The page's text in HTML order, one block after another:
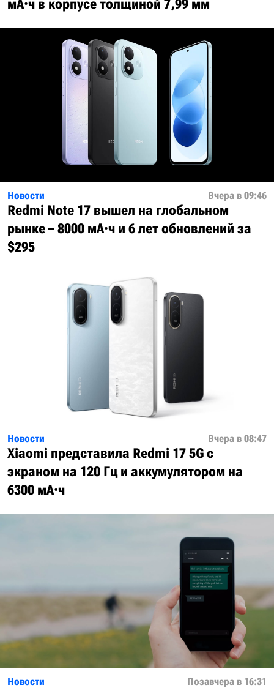
мА·ч в корпусе толщиной 7,99 мм
Новости Вчера в 09:46
Redmi Note 17 вышел на глобальном
рынке – 8000 мА·ч и 6 лет обновлений за
$295
Новости Вчера в 08:47
Xiaomi представила Redmi 17 5G с
экраном на 120 Гц и аккумулятором на
6300 мА·ч
Новости Позавчера в 16:31